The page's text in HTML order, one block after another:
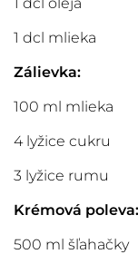
1 dcl mlieka
Zálievka:
100 ml mlieka
4 lyžice cukru
3 lyžice rumu
Krémová poleva:
500 ml šľahačky